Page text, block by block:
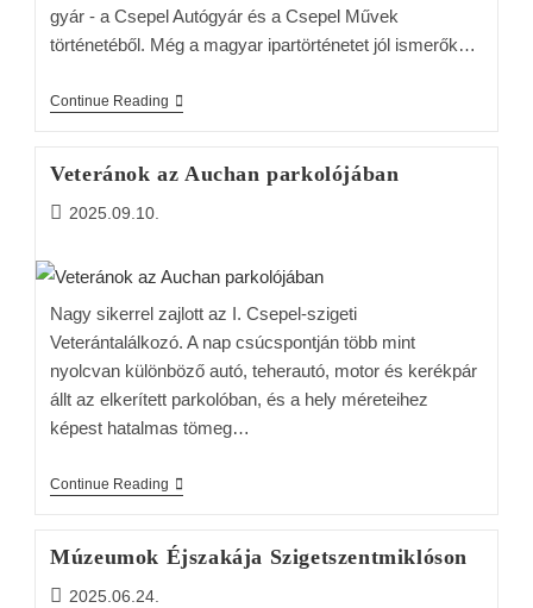
gyár - a Csepel Autógyár és a Csepel Művek
történetéből. Még a magyar ipartörténetet jól ismerők…
Continue Reading
Veteránok az Auchan parkolójában
2025.09.10.
Nagy sikerrel zajlott az I. Csepel-szigeti
Veterántalálkozó. A nap csúcspontján több mint
nyolcvan különböző autó, teherautó, motor és kerékpár
állt az elkerített parkolóban, és a hely méreteihez
képest hatalmas tömeg…
Continue Reading
Múzeumok Éjszakája Szigetszentmiklóson
2025.06.24.